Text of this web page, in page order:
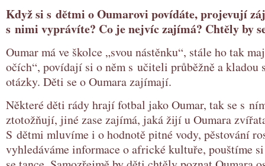
Když si s dětmi o Oumarovi povídáte, projevují
s nimi vyprávíte? Co je nejvíc zajímá? Chtěly by
Oumar má ve školce „svou nástěnku“, stále ho tak
očích“, povídají si o něm s učiteli průběžně a kladou
otázky. Děti se o Oumara zajímají.
Některé děti rády hrají fotbal jako Oumar, tak se s
ztotožňují, jiné zase zajímá, jaká žijí u Oumara
S dětmi mluvíme i o hodnotě pitné vody, pěstování
vyhledáváme informace o africké kultuře, pouštíme